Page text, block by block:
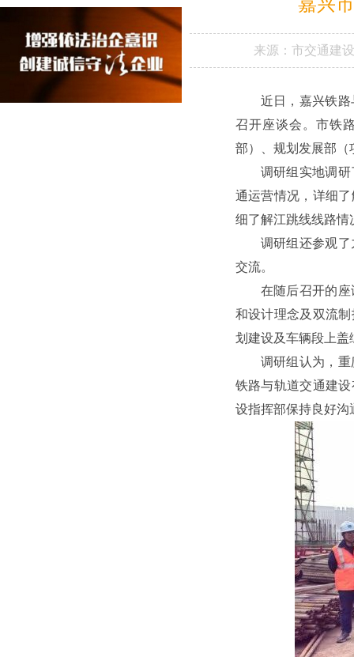
来源： 市交通建
近日，嘉兴铁
召开座谈会。市铁
部）、规划发展部（
调研组实地调
通运营情况，详细
细了解江跳线线路情
调研组还参观
交流。
在随后召开的
和设计理念及双流
划建设及车辆段上盖
调研组认为，
铁路与轨道交通建
设指挥部保持良好沟